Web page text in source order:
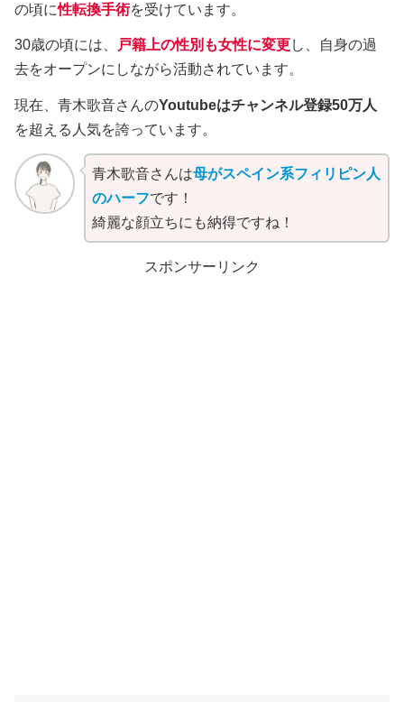
の頃に性転換手術を受けています。
30歳の頃には、 戸籍上の性別も女性に変更 し、自身の過
去をオープンにしながら活動されています。
現在、青木歌音さんのYoutubeはチャンネル登録50万人
を超える人気を誇っています。
青木歌音さんは母がスペイン系フィリピン人
のハーフです！
綺麗な顔立ちにも納得ですね！
スポンサーリンク